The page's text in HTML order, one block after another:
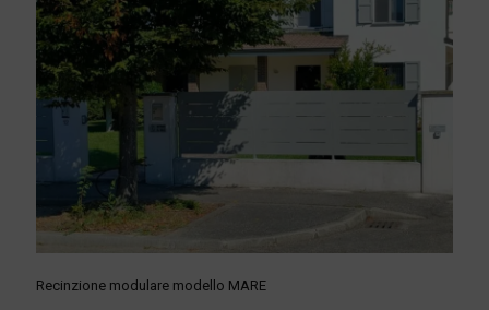
Recinzione modulare modello MARE